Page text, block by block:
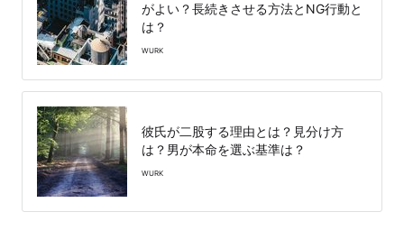
がよい？長続きさせる方法とNG行動と
は？
WURK
彼氏が二股する理由とは？見分け方
は？男が本命を選ぶ基準は？
WURK